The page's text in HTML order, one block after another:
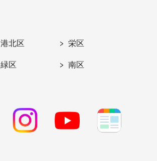
港北区 栄区
緑区 南区